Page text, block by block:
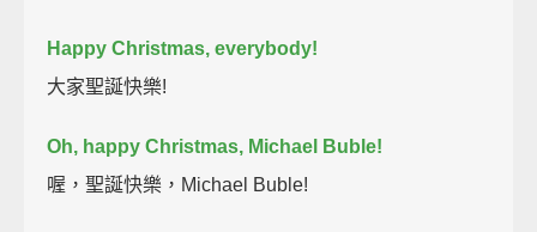
Happy Christmas, everybody!
大家聖誕快樂!
Oh, happy Christmas, Michael Buble!
喔，聖誕快樂，Michael Buble!